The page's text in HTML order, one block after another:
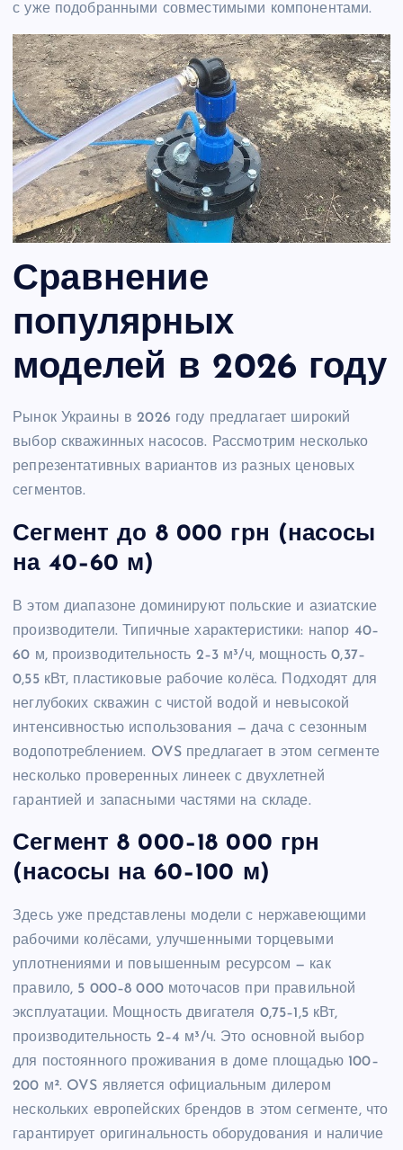
с уже подобранными совместимыми компонентами.
Сравнение
популярных
моделей в 2026 году
Рынок Украины в 2026 году предлагает широкий
выбор скважинных насосов. Рассмотрим несколько
репрезентативных вариантов из разных ценовых
сегментов.
Сегмент до 8 000 грн (насосы
на 40–60 м)
В этом диапазоне доминируют польские и азиатские
производители. Типичные характеристики: напор 40–
60 м, производительность 2–3 м³/ч, мощность 0,37–
0,55 кВт, пластиковые рабочие колёса. Подходят для
неглубоких скважин с чистой водой и невысокой
интенсивностью использования — дача с сезонным
водопотреблением. OVS предлагает в этом сегменте
несколько проверенных линеек с двухлетней
гарантией и запасными частями на складе.
Сегмент 8 000–18 000 грн
(насосы на 60–100 м)
Здесь уже представлены модели с нержавеющими
рабочими колёсами, улучшенными торцевыми
уплотнениями и повышенным ресурсом — как
правило, 5 000–8 000 моточасов при правильной
эксплуатации. Мощность двигателя 0,75–1,5 кВт,
производительность 2–4 м³/ч. Это основной выбор
для постоянного проживания в доме площадью 100–
200 м². OVS является официальным дилером
нескольких европейских брендов в этом сегменте, что
гарантирует оригинальность оборудования и наличие